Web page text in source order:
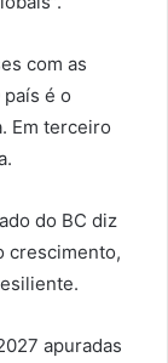
com as
é o
Em terceiro
do BC diz
crescimento,
apuradas